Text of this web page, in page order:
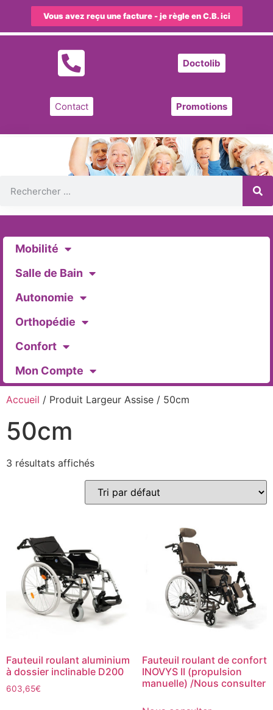
Vous avez reçu une facture - je règle en C.B. ici
Doctolib
Contact Promotions
Mobilité
Salle de Bain
Autonomie
Orthopédie
Confort
Mon Compte
Accueil / Produit Largeur Assise / 50cm
50cm
3 résultats affichés
Fauteuil roulant aluminium
à dossier inclinable D200
603,65€
Fauteuil roulant de confort
INOVYS II (propulsion
manuelle) /Nous consulter